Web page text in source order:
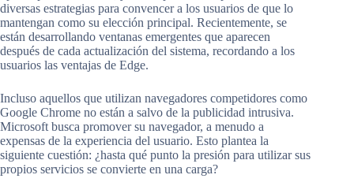
diversas estrategias para convencer a los usuarios de que lo
mantengan como su elección principal. Recientemente, se
están desarrollando ventanas emergentes que aparecen
después de cada actualización del sistema, recordando a los
usuarios las ventajas de Edge.
Incluso aquellos que utilizan navegadores competidores como
Google Chrome no están a salvo de la publicidad intrusiva.
Microsoft busca promover su navegador, a menudo a
expensas de la experiencia del usuario. Esto plantea la
siguiente cuestión: ¿hasta qué punto la presión para utilizar sus
propios servicios se convierte en una carga?